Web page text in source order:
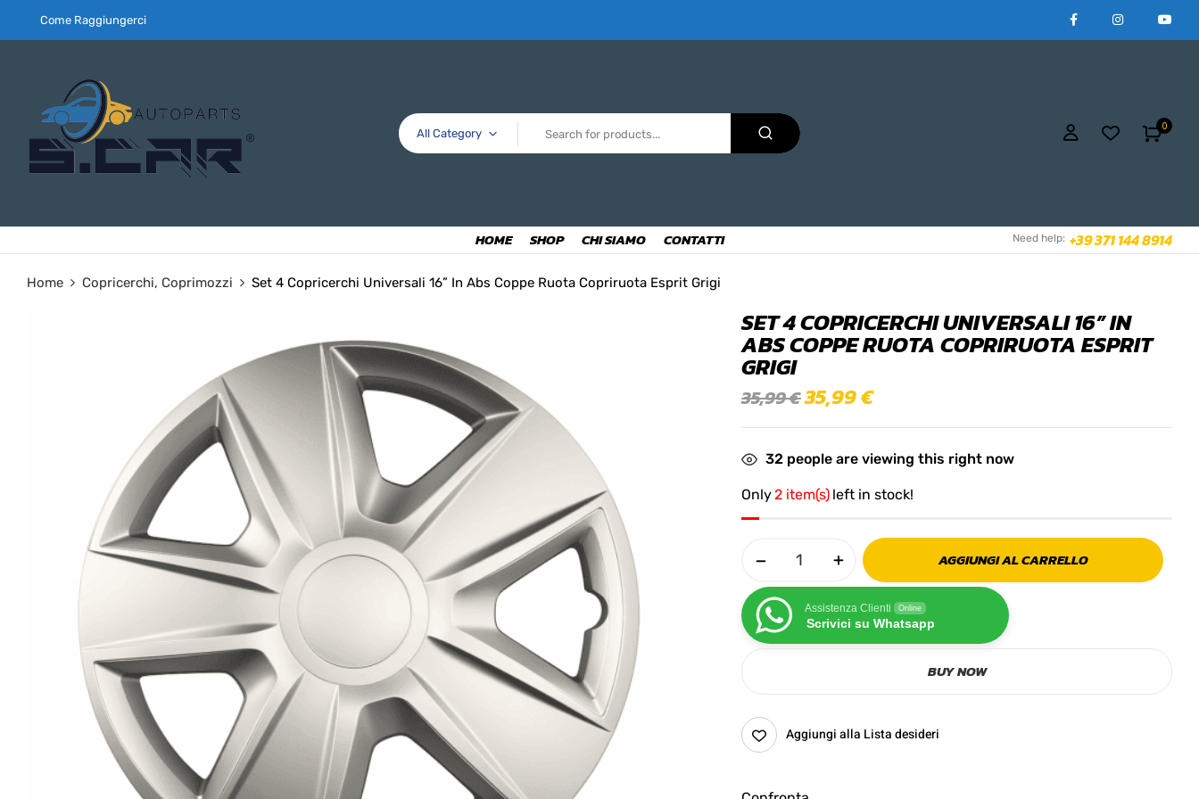
Come Raggiungerci
All Category
0
HOME SHOP CHI SIAMO CONTATTI Need help: +39 371 144 8914
Home Copricerchi, Coprimozzi Set 4 Copricerchi Universali 16” In Abs Coppe Ruota Copriruota Esprit Grigi
SET 4 COPRICERCHI UNIVERSALI 16” IN
ABS COPPE RUOTA COPRIRUOTA ESPRIT
GRIGI
35,99€35,99€
38 people are viewing this right now
Only2 item(s) left in stock!
AGGIUNGI AL CARRELLO
Assistenza Clienti Online
Scrivici su Whatsapp
BUY NOW
Aggiungi alla Lista desideri